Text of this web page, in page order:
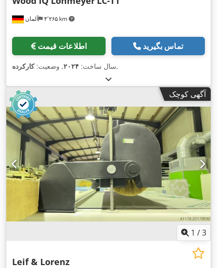
آلمان ۴٬۲۶۵ km
اطلاعات قیمت تماس بگیرید
سال ساخت: ۲۰۲۴, وضعیت:کارکرده ,
آگهی کوچک
1 /3
Leif & Lorenz